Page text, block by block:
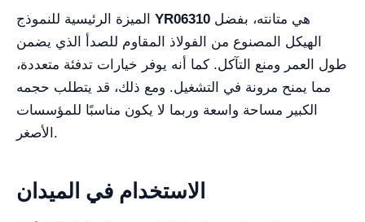
YR06310
الهيكل المصنوع من الفولاذ المقاوم للصدأ الذي يضمن
طول العمر ومنع التآكل. كما أنه يوفر خيارات تدفئة متعددة،
مما يمنح مرونة في التشغيل. ومع ذلك، قد يتطلب حجمه
الكبير مساحة واسعة وربما لا يكون مناسبًا للمؤسسات
الأصغر.
الاستخدام في الميدان